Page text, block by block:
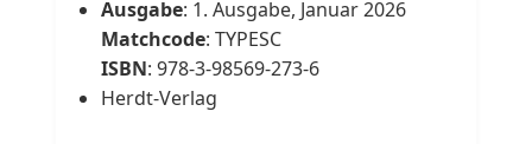
Ausgabe: 1. Ausgabe, Januar 2026
Matchcode: TYPESC
ISBN: 978-3-98569-273-6
Herdt-Verlag